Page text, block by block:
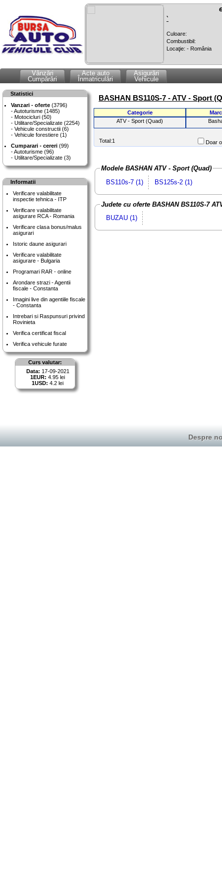
`
Culoare:
Combustibil:
Locaţie: - România
Vânzări
Cumpărări
Acte auto
Înmatriculări
Asigurări
Vehicule
Statistici
Vanzari - oferte (3796)
Autoturisme (1485)
Motocicluri (50)
Utilitare/Specializate (2254)
Vehicule constructii (6)
Vehicule forestiere (1)
Cumparari - cereri (99)
Autoturisme (96)
Utilitare/Specializate (3)
Informatii
Verificare valabilitate
inspectie tehnica - ITP
Verificare valabilitate
asigurare RCA - Romania
Verificare clasa bonus/malus
asigurari
Istoric daune asigurari
Verificare valabilitate
asigurare - Bulgaria
Programari RAR - online
Arondare strazi - Agentii
fiscale - Constanta
Imagini live din agentiile fiscale
- Constanta
Intrebari si Raspunsuri privind
Rovinieta
Verifica certificat fiscal
Verifica vehicule furate
Curs valutar:
Data: 17-09-2021
1EUR: 4.95 lei
1USD: 4.2 lei
BASHAN BS110S-7 - ATV - Sport
Categorie
ATV - Sport (Quad)
Total:1 Doar
Modele BASHAN ATV - Sport (Quad)
BS110s-7 (1)
BS125s-2 (1)
Judete cu oferte BASHAN BS110S-7
BUZAU (1)
Despre